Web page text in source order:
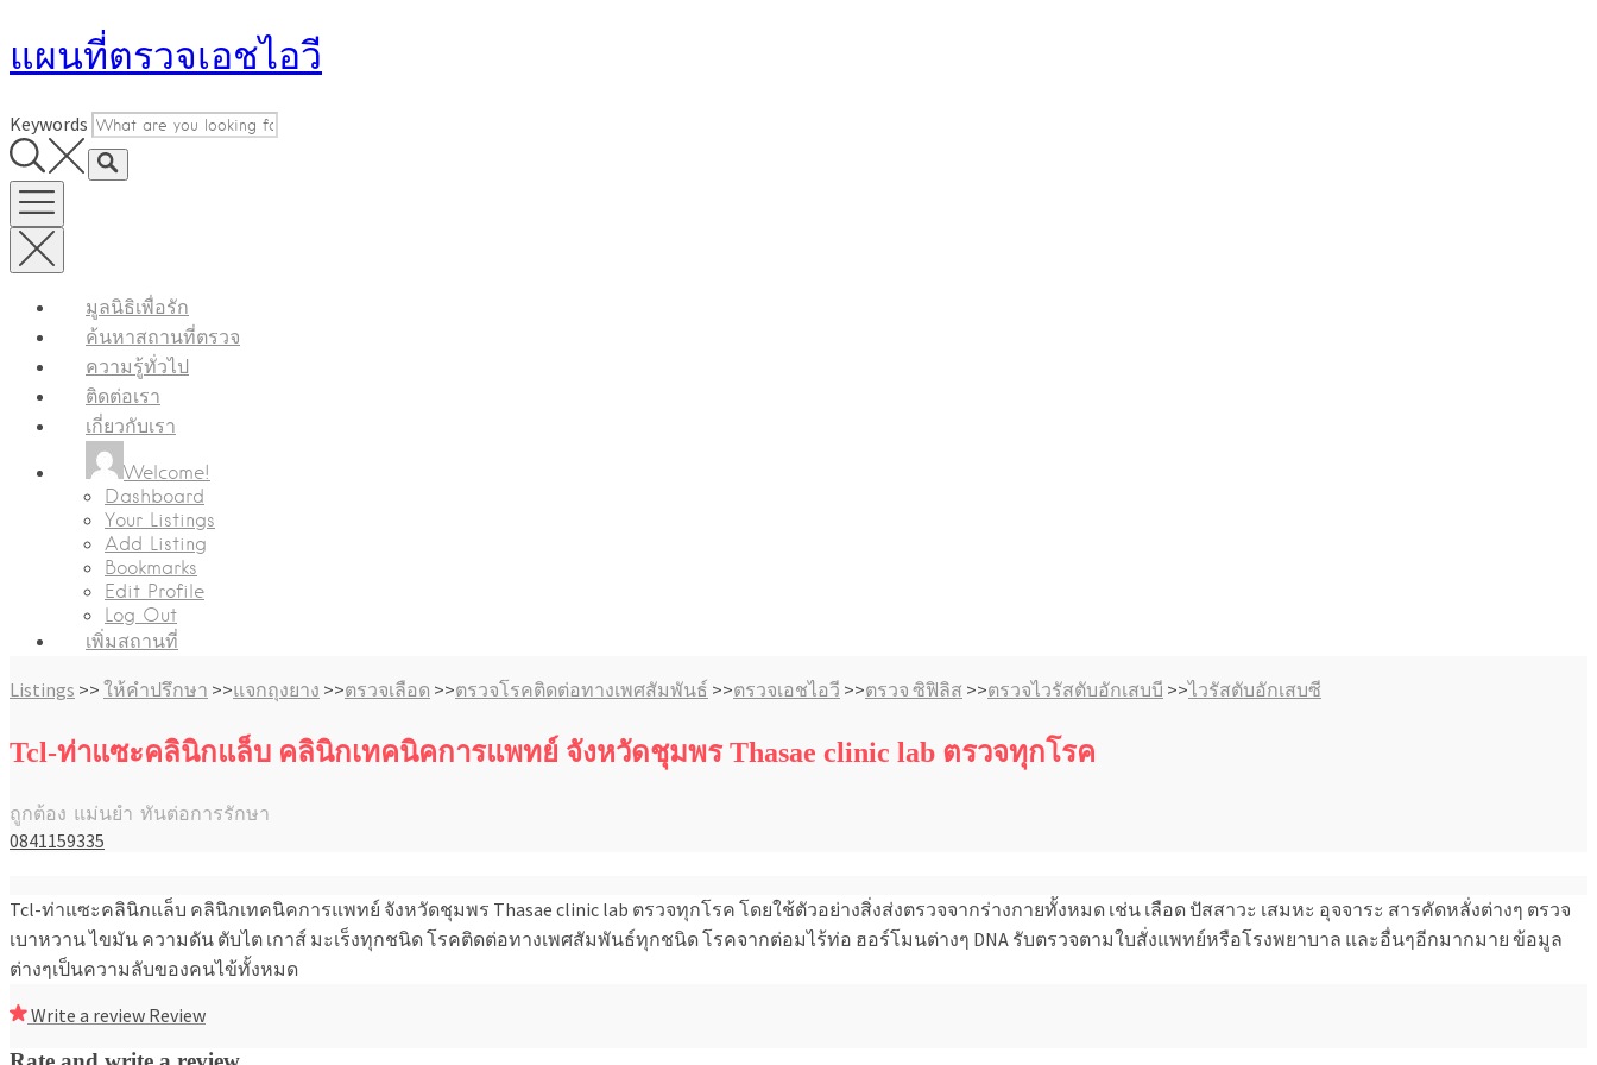
to
แผนที่ตรวจเอชไอวี
Keywords
มูลนิธิเพื่อรัก
ค้นหาสถานที่ตรวจ
ความรู้ทั่วไป
ติดต่อเรา
เกี่ยวกับเรา
Welcome!
Dashboard
Your Listings
Add Listing
Bookmarks
Edit Profile
Log Out
เพิ่มสถานที่
Listings >> ให้คำปรึกษา >>แจกถุงยาง >>ตรวจเลือด >>ตรวจโรคติดต่อทางเพศสัมพันธ์ >>ตรวจเอชไอวี >>ตรวจ ซิฟิลิส >>ตรวจไวรัสตับอักเสบบี >>ไวรัสตับอักเสบซี
Tcl-ท่าแซะคลินิกแล็บ คลินิกเทคนิคการแพทย์ จังหวัดชุมพร Thasae clinic lab ตรวจทุกโรค
ถูกต้อง แม่นยำ ทันต่อการรักษา
0841159335
Tcl-ท่าแซะคลินิกแล็บ คลินิกเทคนิคการแพทย์ จังหวัดชุมพร Thasae clinic lab ตรวจทุกโรค โดยใช้ตัวอย่างสิ่งส่งตรวจจากร่างกายทั้งหมด เช่น เลือด ปัสสาวะ เสมหะ อุจจาระ สารคัดหลั่งต่างๆ ตรวจ
เบาหวาน ไขมัน ความดัน ตับไต เกาส์ มะเร็งทุกชนิด โรคติดต่อทางเพศสัมพันธ์ทุกชนิด โรคจากต่อมไร้ท่อ ฮอร์โมนต่างๆ DNA รับตรวจตามใบสั่งแพทย์หรือโรงพยาบาล และอื่นๆอีกมากมาย ข้อมูล
ต่างๆเป็นความลับของคนไข้ทั้งหมด
Write a review Review